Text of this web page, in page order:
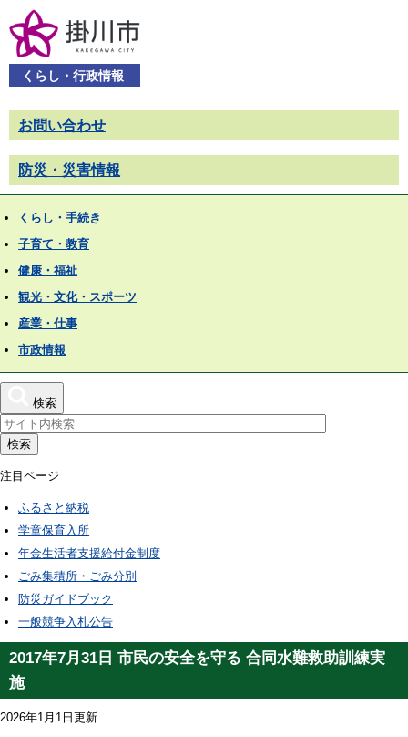
くらし・行政情報
お問い合わせ
防災・災害情報
くらし・手続き
子育て・教育
健康・福祉
観光・文化・スポーツ
産業・仕事
市政情報
検索
検索
注目ページ
ふるさと納税
学童保育入所
年金生活者支援給付金制度
ごみ集積所・ごみ分別
防災ガイドブック
一般競争入札公告
2017年7月31日 市民の安全を守る 合同水難救助訓練実
施
2026年1月1日更新